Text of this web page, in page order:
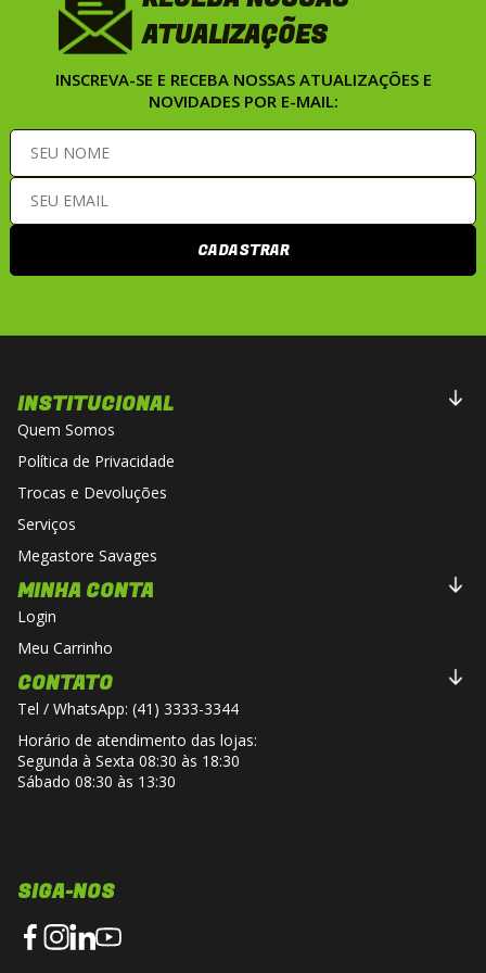
ATUALIZAÇÕES
INSCREVA-SE E RECEBA NOSSAS ATUALIZAÇÕES E
NOVIDADES POR E-MAIL:
CADASTRAR
INSTITUCIONAL
Quem Somos
Política de Privacidade
Trocas e Devoluções
Serviços
Megastore Savages
MINHA CONTA
Login
Meu Carrinho
CONTATO
Tel / WhatsApp: (41) 3333-3344
Horário de atendimento das lojas:
Segunda à Sexta 08:30 às 18:30
Sábado 08:30 às 13:30
SIGA-NOS